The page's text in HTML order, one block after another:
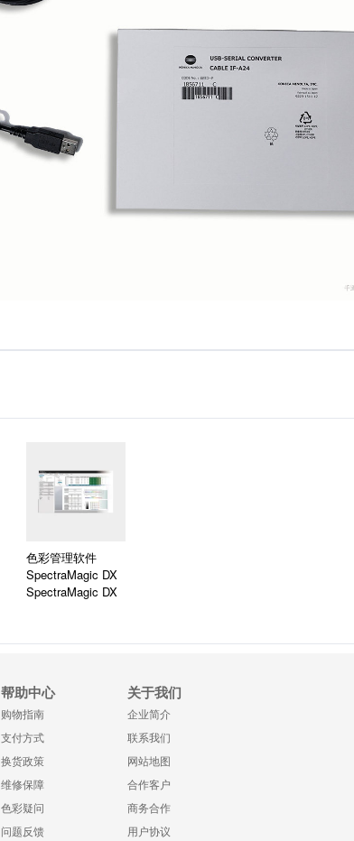
色彩管理软件
SpectraMagic DX
SpectraMagic DX
帮助中心
购物指南
支付方式
换货政策
维修保障
色彩疑问
问题反馈
关于我们
企业简介
联系我们
网站地图
合作客户
商务合作
用户协议